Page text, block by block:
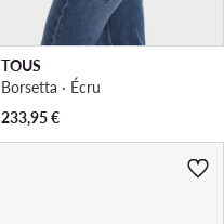
TOUS
Borsetta · Écru
233,95€